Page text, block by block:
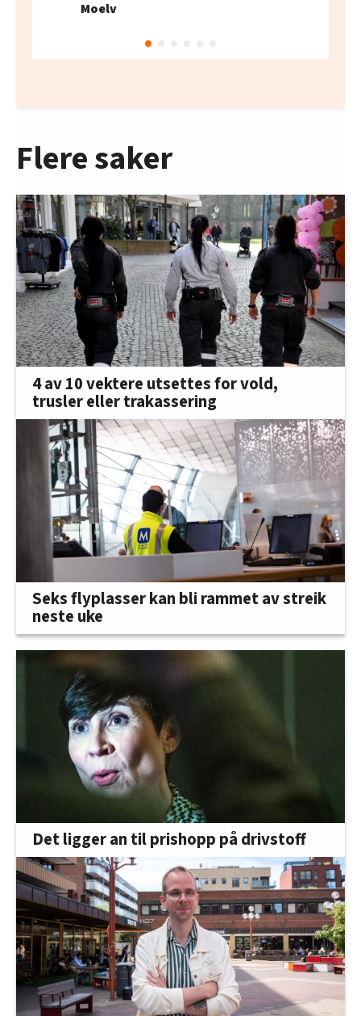
Moelv
Flere saker
4 av 10 vektere utsettes for vold,
trusler eller trakassering
Seks flyplasser kan bli rammet av streik
neste uke
Det ligger an til prishopp på drivstoff